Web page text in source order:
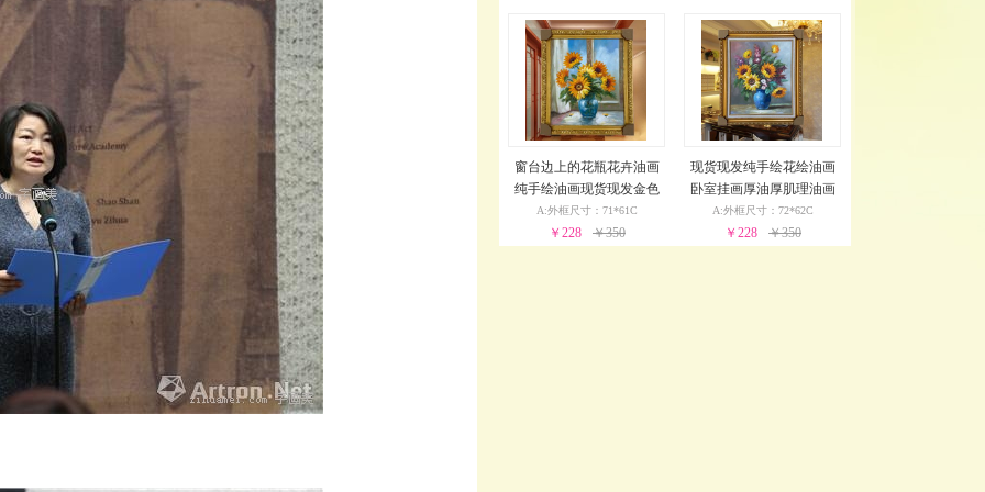
窗台边上的花瓶花卉油画
纯手绘油画现货现发金色
实木外框24小时之内发货
A:外框尺寸：71*61C
￥228 ￥350
现货现发纯手绘花绘油画
卧室挂画厚油厚肌理油画
实木外框24小时之内发货
A:外框尺寸：72*62C
￥228 ￥350